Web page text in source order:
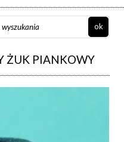
ŻUK PIANKOWY